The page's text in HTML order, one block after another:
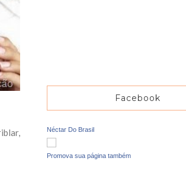
Facebook
Néctar Do Brasil
Promova sua página também